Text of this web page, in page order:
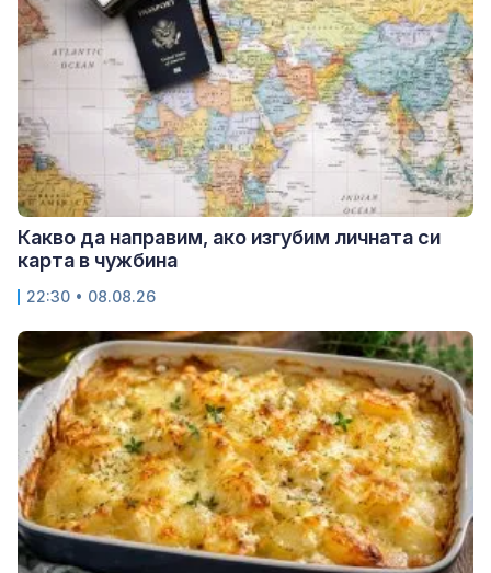
Какво да направим, ако изгубим личната си
карта в чужбина
22:30 • 08.08.26